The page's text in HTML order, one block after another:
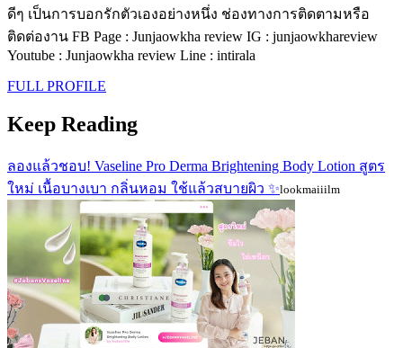
ดีๆ เป็นการบอกรักตัวเองอย่างหนึ่ง ช่องทางการติดตามหรือ
ติดต่องาน FB Page : Junjaowkha review IG : junjaowkhareview
Youtube : Junjaowkha review Line : intirala
FULL PROFILE
Keep Reading
ลองแล้วชอบ! Vaseline Pro Derma Brightening Body Lotion สูตร
ใหม่ เนื้อบางเบา กลิ่นหอม ใช้แล้วสบายผิว ✨lookmaiiilm